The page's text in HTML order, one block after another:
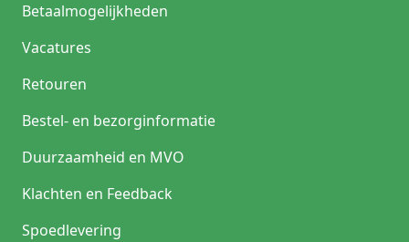
Betaalmogelijkheden
Vacatures
Retouren
Bestel- en bezorginformatie
Duurzaamheid en MVO
Klachten en Feedback
Spoedlevering